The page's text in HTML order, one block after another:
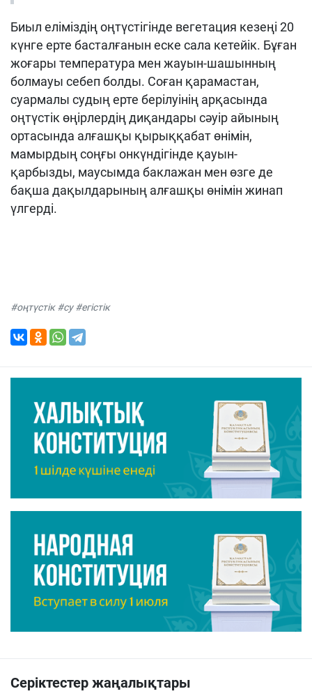
Биыл еліміздің оңтүстігінде вегетация кезеңі 20
күнге ерте басталғанын еске сала кетейік. Бұған
жоғары температура мен жауын-шашынның
болмауы себеп болды. Соған қарамастан,
суармалы судың ерте берілуінің арқасында
оңтүстік өңірлердің диқандары сәуір айының
ортасында алғашқы қырыққабат өнімін,
мамырдың соңғы онкүндігінде қауын-
қарбызды, маусымда баклажан мен өзге де
бақша дақылдарының алғашқы өнімін жинап
үлгерді.
#оңтүстік #су #егістік
Серіктестер жаңалықтары